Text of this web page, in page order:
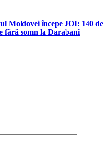
Moldovei începe JOI: 140 de
fără somn la Darabani